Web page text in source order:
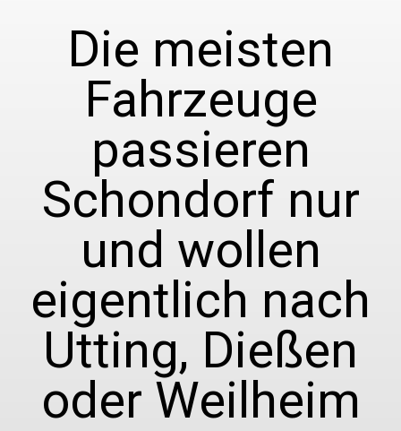
Die meisten
Fahrzeuge
passieren
Schondorf nur
und wollen
eigentlich nach
Utting, Dießen
oder Weilheim